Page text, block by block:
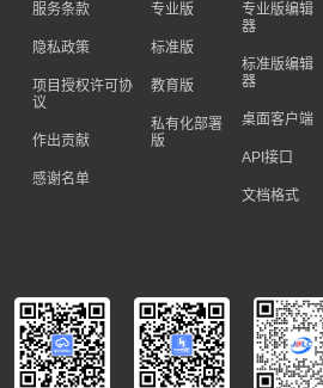
服务条款
隐私政策
项目授权许可协
议
作出贡献
感谢名单
专业版
标准版
教育版
私有化部署
版
专业版编辑
器
标准版编辑
器
桌面客户端
API接口
文档格式